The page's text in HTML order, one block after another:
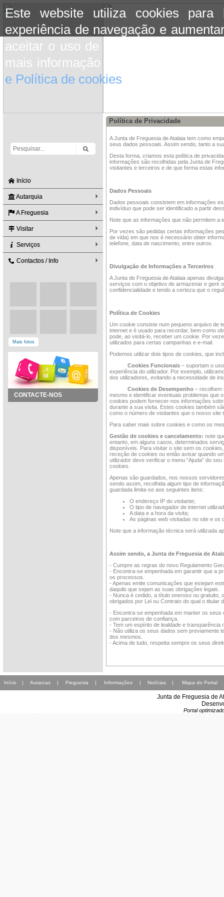
Este website utiliza cookies para
experiência de navegação e
aceitar o uso de cookies basta
mais informação consulte a
e Política de cookies
Início
Autarquia
A Freguesia
Visitar
Serviços
Contactos / Info
Mais fotos
CONTACTE-NOS
Política de Privacidade
A Junta de Freguesia de Atalaia tem como
seus dados pessoais. Assim sendo, tanto a
Desta forma, criamos esta política de
informações são recolhidas pela Junta de
visitantes e terceiros e de que forma estas
Dados Pessoais
Dados pessoais consistem em informações
indivíduo que pode ser identificado a partir
Note que as informações que não permitem a
Por vezes são pedidas certas informações
de vida) em que nos é necessário obter
telefone, data de nascimento, entre outros.
Divulgação de Informações a Terceriros
A Junta de Freguesia de Atalaia apenas
serviços com o objetivo de armazenar e gerir
confidencialidade e tendo a certeza que o
Política de Cookies
Um cookie consiste num pequeno arquivo de
internet e é usado para recordar, bem como
pode, ao visitá-lo, receber um cookie. Por
utilizados para certas campanhas e e-mail.
Podemos utilizar dois tipos de cookies, que
Cookies Funcionais – suportam o
experiência do utilizador. Por exemplo,
dos utilizadores, evitando a necessidade de
Cookies de Desempenho – recolhem
mesmo e identificar eventuais problemas que
cookies podem fornecer-nos informações
durante a sua visita. Estes cookies também
como o número de visitantes que o nosso site
Para saber mais sobre cookies e como os
Gestão de cookies e cancelamento: note
entanto, em alguns casos, determinados
disponíveis. Para visitar o site sem os
receção de cookies ou então avisar quando
utilizador deve verificar o menu “Ajuda” do
cookies.
Apenas são guardados, nos nossos
sendo assim, recolhida algum tipo de
guardada limita-se aos seguintes itens:
O endereço IP do visitante;
O tipo de navegador de internet
A data e a hora da visita;
As páginas web visitadas no site e os
Note que a informação técnica será utilizada
Assim sendo, a Junta de Freguesia de
- Cumpre as regras do novo Regulamento
- Encontra-se empenhada em garantir que a
os processos.
- Apenas emite comunicações que estejam
daquilo que sejam as suas obrigações legais.
- Nunca é cedido, a título oneroso ou
obrigados por Lei ou Contrato do qual o titular
- Encontra-se empenhada em manter os
com parceiros de confiança.
- Tem um espírito de lealdade e
- Não utiliza os seus dados sem previamente
dos mesmos.
- Acima de tudo, respeita sempre os seus
Início | Autarcas | Freguesia | Informações | Notícias | Mapa do Portal
Junta de Freguesia de
Portal